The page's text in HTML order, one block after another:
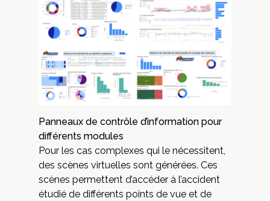
Panneaux de contrôle d’information pour
différents modules
Pour les cas complexes qui le nécessitent,
des scènes virtuelles sont générées. Ces
scènes permettent d’accéder à l’accident
étudié de différents points de vue et de